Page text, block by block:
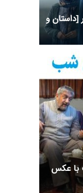
[داستان و
با عکس